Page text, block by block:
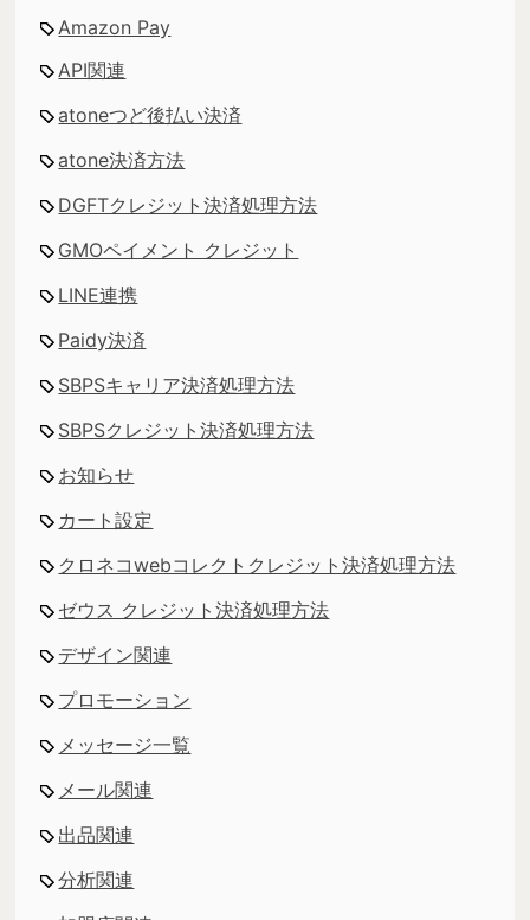
Amazon Pay
API関連
atoneつど後払い決済
atone決済方法
DGFTクレジット決済処理方法
GMOペイメント クレジット
LINE連携
Paidy決済
SBPSキャリア決済処理方法
SBPSクレジット決済処理方法
お知らせ
カート設定
クロネコwebコレクトクレジット決済処理方法
ゼウス クレジット決済処理方法
デザイン関連
プロモーション
メッセージ一覧
メール関連
出品関連
分析関連